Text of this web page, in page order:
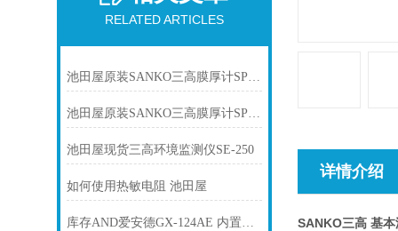
RELATED ARTICLES
池田屋原装SANKO三高膜厚计SP-3300D产品介绍技术参
池田屋原装SANKO三高膜厚计SP-3300D产品介绍技术参数
池田屋现货三高环境监测仪SE-250
如何使用热敏电阻 池田屋
库存AND爱安德GX-124AE 内置砝码天平GX-AE/GX-A电子秤
详情介绍
SANKO三高 基